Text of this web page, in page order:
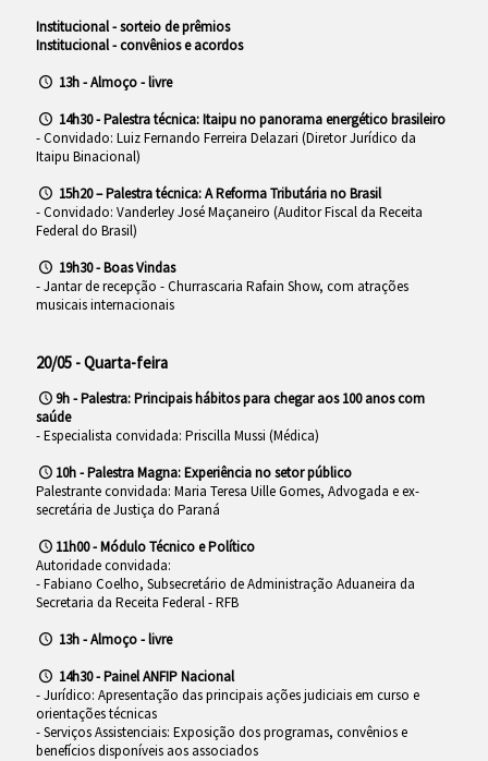
Institucional - sorteio de prêmios
Institucional - convênios e acordos
13h - Almoço - livre
14h30 - Palestra técnica: Itaipu no panorama energético brasileiro
- Convidado: Luiz Fernando Ferreira Delazari (Diretor Jurídico da
Itaipu Binacional)
15h20 – Palestra técnica: A Reforma Tributária no Brasil
- Convidado: Vanderley José Maçaneiro (Auditor Fiscal da Receita
Federal do Brasil)
19h30 - Boas Vindas
- Jantar de recepção - Churrascaria Rafain Show, com atrações
musicais internacionais
20/05 - Quarta-feira
9h - Palestra: Principais hábitos para chegar aos 100 anos com
saúde
- Especialista convidada: Priscilla Mussi (Médica)
10h - Palestra Magna: Experiência no setor público
Palestrante convidada: Maria Teresa Uille Gomes, Advogada e ex-
secretária de Justiça do Paraná
11h00 - Módulo Técnico e Político
Autoridade convidada:
- Fabiano Coelho, Subsecretário de Administração Aduaneira da
Secretaria da Receita Federal - RFB
13h - Almoço - livre
14h30 - Painel ANFIP Nacional
- Jurídico: Apresentação das principais ações judiciais em curso e
orientações técnicas
- Serviços Assistenciais: Exposição dos programas, convênios e
benefícios disponíveis aos associados